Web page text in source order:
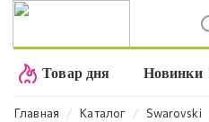
Товар дня Новинки
Главная ⁄ Каталог ⁄ Swarovski